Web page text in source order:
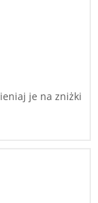
je na zniżki